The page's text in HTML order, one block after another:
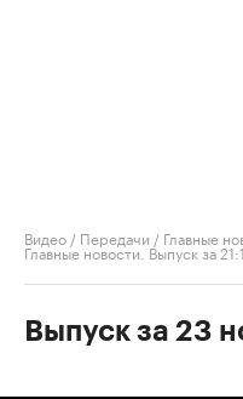
Видео / Передачи / Главные
Главные новости. Выпуск за
Выпуск за 23